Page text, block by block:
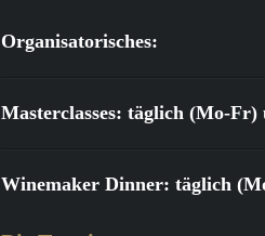
Organisatorisches:
Masterclasses: täglich (Mo-Fr)
Winemaker Dinner: täglich